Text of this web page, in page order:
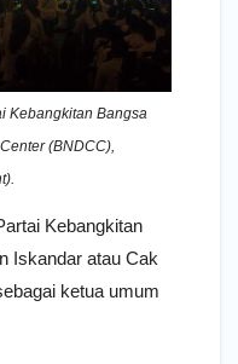
Kebangkitan Bangsa
(BNDCC),
Kebangkitan
Iskandar atau Cak
ketua umum